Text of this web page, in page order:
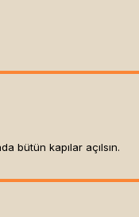
bütün kapılar açılsın.